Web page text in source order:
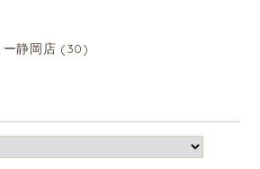
静岡店 (30)